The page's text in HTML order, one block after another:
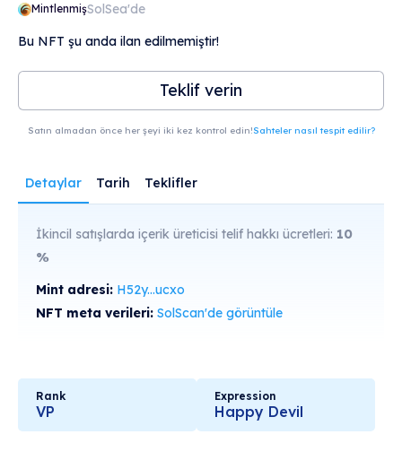
MintlenmişSolSea'de
Bu NFT şu anda ilan edilmemiştir!
Teklif verin
Satın almadan önce her şeyi iki kez kontrol edin!Sahteler nasıl tespit edilir?
Detaylar Tarih Teklifler
İkincil satışlarda içerik üreticisi telif hakkı ücretleri: 10
%
Mint adresi: H52y...ucxo
NFT meta verileri: SolScan'de görüntüle
Rank
VP
Expression
Happy Devil